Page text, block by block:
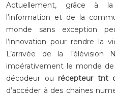
Actuellement, grâce à
l’information et de la
monde sans exception
l’innovation pour rendre la
L’arrivée de la Télévision
impérativement le monde de
décodeur ou récepteur tnt
d’accéder à des chaines